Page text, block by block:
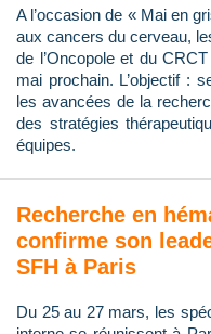
A l’occasion de « Mai en
aux cancers du cerveau,
de l’Oncopole et du
mai prochain. L’objectif :
les avancées de la
des stratégies
équipes.
Recherche en
confirme son
SFH à Paris
Du 25 au 27 mars, les